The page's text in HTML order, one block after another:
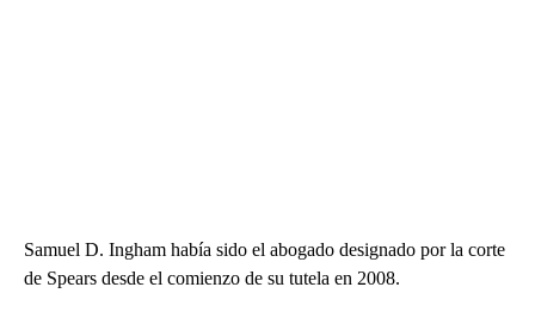
Samuel D. Ingham había sido el abogado designado por la corte
de Spears desde el comienzo de su tutela en 2008.